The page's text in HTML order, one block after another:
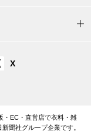
X
・EC・直営店で衣料・雑
聞社グループ企業です。